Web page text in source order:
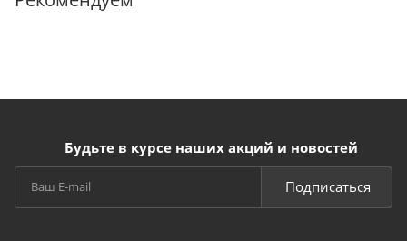
Будьте в курсе наших акций и новостей
Подписаться